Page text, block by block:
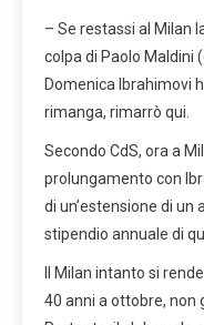
– Se restassi al Milan
colpa di Paolo Maldini
Domenica Ibrahimovi
rimanga, rimarrò qui.
Secondo CdS, ora a
prolungamento con
di un’estensione di
stipendio annuale di
Il Milan intanto si
40 anni a ottobre, non